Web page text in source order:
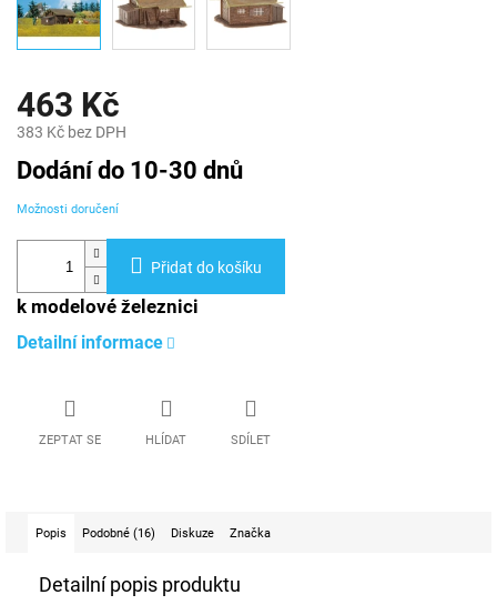
463 Kč
383 Kč bez DPH
Měrná
cena:
Dodání do 10-30 dnů
Možnosti doručení
Přidat do košíku
k modelové železnici
Detailní informace
ZEPTAT SE HLÍDAT SDÍLET
Popis Podobné (16) Diskuze Značka
Detailní popis produktu